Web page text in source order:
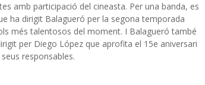
amb participació del cineasta. Per una banda, es
ha dirigit Balagueró per la segona temporada
més talentosos del moment. I Balagueró també
per Diego López que aprofita el 15e aniversari
responsables.